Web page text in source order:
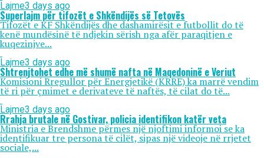
Lajme3 days ago
Superlajm për tifozët e Shkëndijës së Tetovës
Tifozët e KF Shkëndijës dhe dashamirësit e futbollit do të
kenë mundësinë të ndjekin sërish nga afër paraqitjen e
kuqezinjve...
Lajme3 days ago
Shtrenjtohet edhe më shumë nafta në Maqedoninë e Veriut
Komisioni Rregullor për Energjetikë (KRRE) ka marrë vendim
të ri për çmimet e derivateve të naftës, të cilat do të...
Lajme3 days ago
Rrahja brutale në Gostivar, policia identifikon katër veta
Ministria e Brendshme përmes një njoftimi informoi se ka
identifikuar tre persona të cilët, sipas një videoje në rrjetet
sociale,...